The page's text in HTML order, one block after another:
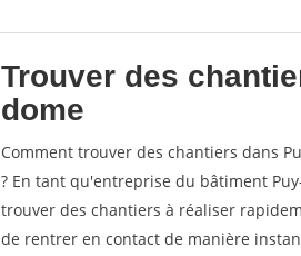
Trouver des
dome
Comment trouver des chantiers dans
? En tant qu'entreprise du bâtiment
trouver des chantiers à réaliser
de rentrer en contact de manière